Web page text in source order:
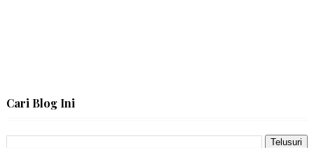
Cari Blog Ini